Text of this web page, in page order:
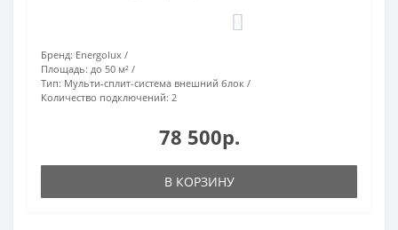
Бренд: Energolux
Площадь: до 50 м²
Тип: Мульти-сплит-система внешний блок
Количество подключений: 2
78 500р.
В КОРЗИНУ